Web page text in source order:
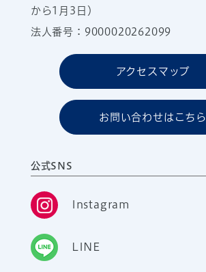
から1月3日）
法人番号：9000020262099
アクセスマップ
お問い合わせはこちら
公式SNS
Instagram
LINE